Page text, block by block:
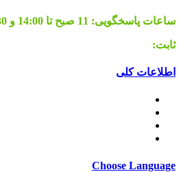
ساعات پاسخگویی:
ثابت:
اطلاعات کلی
Choose Language